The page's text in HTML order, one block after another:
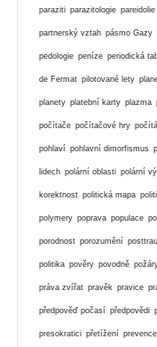
paraziti parazitologie pareidolie
partnerský vztah pásmo Gazy
pedologie peníze periodická
de Fermat pilotované lety
planety platební karty plazma
počítače počítačové hry
pohlaví pohlavní dimorfismus
lidech polární oblasti polární
korektnost politická mapa
polymery poprava populace
porodnost porozumění
politika pověry povodně
práva zvířat pravěk pravice
předpověď počasí předpovědi
presokratici přetížení prevence